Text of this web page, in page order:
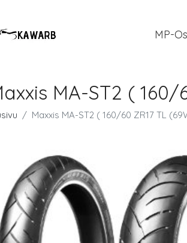
MP-
MA-ST2 (
Maxxis MA-ST2 ( 160/60 ZR17 TL